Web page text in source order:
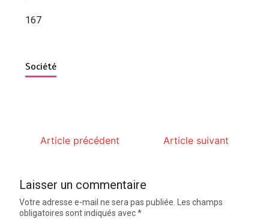
167
Société
Article précédent Article suivant
Laisser un commentaire
Votre adresse e-mail ne sera pas publiée. Les champs
obligatoires sont indiqués avec*